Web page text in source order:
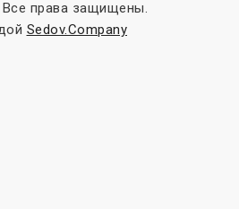
Все права защищены.
Sedov.Company